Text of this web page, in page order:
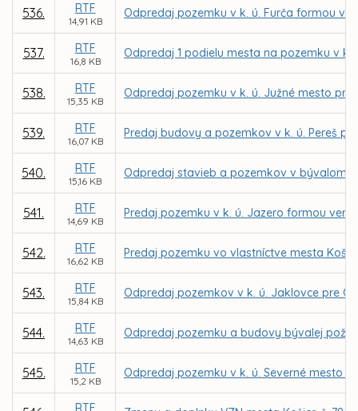
536. RTF
14,91 KB
Odpredaj pozemku v k. ú. Furča formou
537. RTF
16,8 KB
Odpredaj 1 podielu mesta na pozemku v k.
538. RTF
15,35 KB
Odpredaj pozemku v k. ú. Južné mesto pre
539. RTF
16,07 KB
Predaj budovy a pozemkov v k. ú. Pereš pre
540. RTF
15,16 KB
Odpredaj stavieb a pozemkov v bývalom
541. RTF
14,69 KB
Predaj pozemku v k. ú. Jazero formou
542. RTF
16,62 KB
Predaj pozemku vo vlastníctve mesta Košice
543. RTF
15,84 KB
Odpredaj pozemkov v k. ú. Jaklovce pre
544. RTF
14,63 KB
Odpredaj pozemku a budovy bývalej
545. RTF
15,2 KB
Odpredaj pozemku v k. ú. Severné mesto